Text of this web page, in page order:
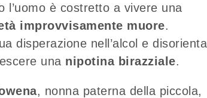
l’uomo è costretto a vivere una
improvvisamente muore.
disperazione nell’alcol e
una nipotina birazziale.
, nonna paterna della piccola,